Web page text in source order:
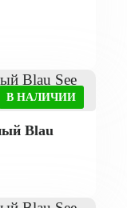
В НАЛИЧИИ
Blau